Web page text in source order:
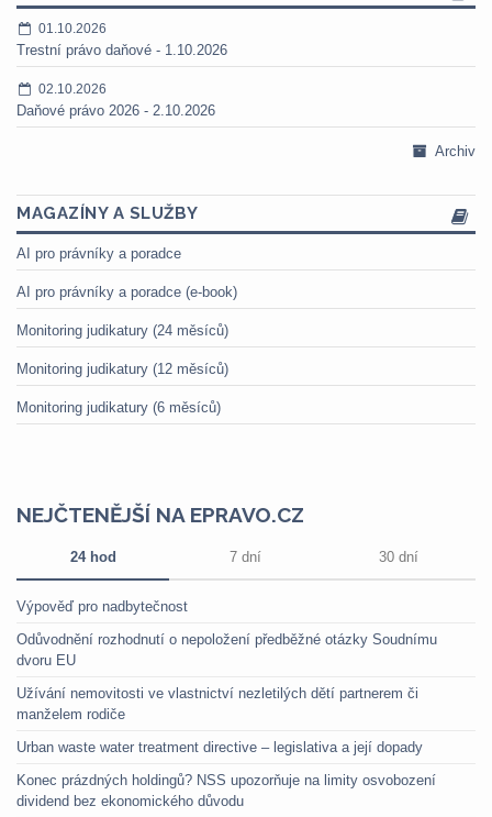
01.10.2026
Trestní právo daňové - 1.10.2026
02.10.2026
Daňové právo 2026 - 2.10.2026
Archiv
MAGAZÍNY A SLUŽBY
AI pro právníky a poradce
AI pro právníky a poradce (e-book)
Monitoring judikatury (24 měsíců)
Monitoring judikatury (12 měsíců)
Monitoring judikatury (6 měsíců)
NEJČTENĚJŠÍ NA EPRAVO.CZ
24 hod 7 dní 30 dní
Výpověď pro nadbytečnost
Odůvodnění rozhodnutí o nepoložení předběžné otázky Soudnímu
dvoru EU
Užívání nemovitosti ve vlastnictví nezletilých dětí partnerem či
manželem rodiče
Urban waste water treatment directive – legislativa a její dopady
Konec prázdných holdingů? NSS upozorňuje na limity osvobození
dividend bez ekonomického důvodu